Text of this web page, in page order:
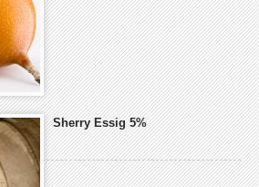
Sherry Essig 5%